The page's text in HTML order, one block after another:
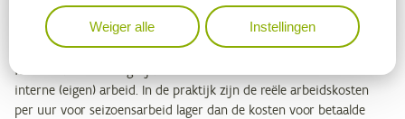
VAK in de landbouw. Dit impliceert dat de netto toegevoegde
waarde per arbeidskracht in de tuinbouw lager is dan in de
landbouw. Enige nuance is op zijn plaats aangezien het
factorinkomen hier gelijk wordt verdeeld over de externe en de
interne (eigen) arbeid. In de praktijk zijn de reële arbeidskosten
per uur voor seizoensarbeid lager dan de kosten voor betaalde
Weiger alle Instellingen